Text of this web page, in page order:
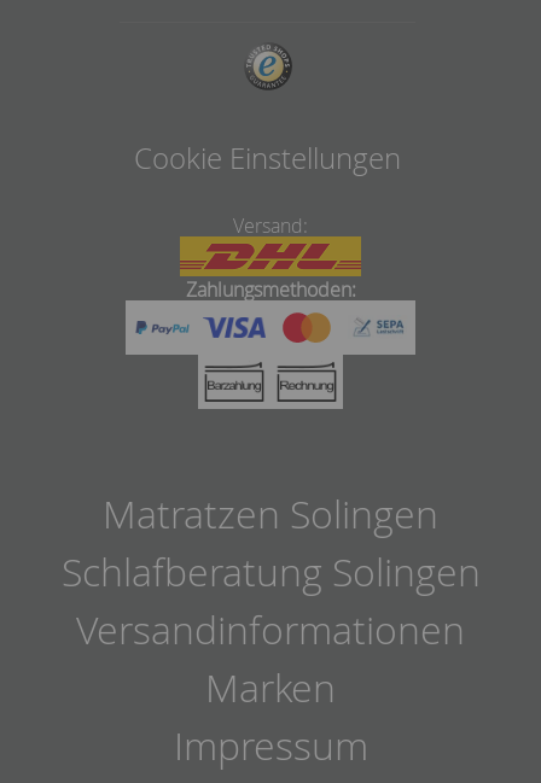
Cookie Einstellungen
Versand:
Zahlungsmethoden:
Matratzen Solingen
Schlafberatung Solingen
Versandinformationen
Marken
Impressum